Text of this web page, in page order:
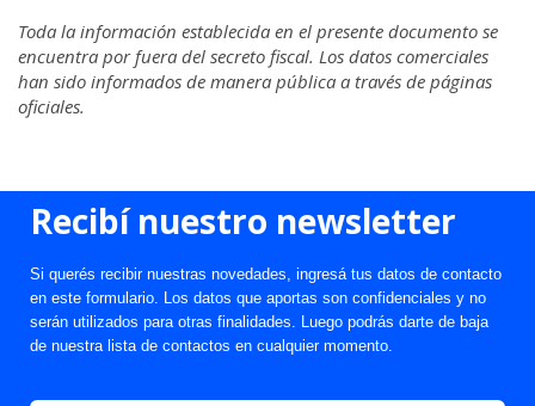
Toda la información establecida en el presente documento se
encuentra por fuera del secreto fiscal. Los datos comerciales
han sido informados de manera pública a través de páginas
oficiales.
Recibí nuestro newsletter
Si querés recibir nuestras novedades, ingresá tus datos de contacto
en este formulario. Los datos que aportas son confidenciales y no
serán utilizados para otras finalidades. Luego podrás darte de baja
de nuestra lista de contactos en cualquier momento.